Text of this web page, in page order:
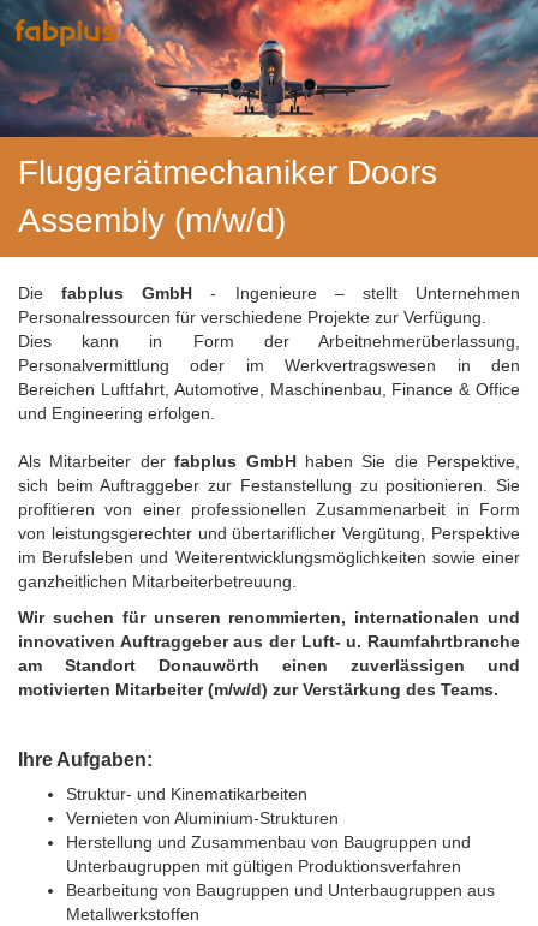
Fluggerätmechaniker Doors
Assembly (m/w/d)
Diefabplus GmbH - Ingenieure – stellt Unternehmen
Personalressourcen für verschiedene Projekte zur Verfügung.
Dies kann in Form der Arbeitnehmerüberlassung,
Personalvermittlung oder im Werkvertragswesen in den
Bereichen Luftfahrt, Automotive, Maschinenbau, Finance & Office
und Engineering erfolgen.
Als Mitarbeiter derfabplus GmbHhaben Sie die Perspektive,
sich beim Auftraggeber zur Festanstellung zu positionieren. Sie
profitieren von einer professionellen Zusammenarbeit in Form
von leistungsgerechter und übertariflicher Vergütung, Perspektive
im Berufsleben und Weiterentwicklungsmöglichkeiten sowie einer
ganzheitlichen Mitarbeiterbetreuung.
Wir suchen für unseren renommierten, internationalen und
innovativen Auftraggeber aus der Luft- u. Raumfahrtbranche
am Standort Donauwörth einen zuverlässigen und
motivierten Mitarbeiter (m/w/d) zur Verstärkung des Teams.
Ihre Aufgaben:
Struktur- und Kinematikarbeiten
Vernieten von Aluminium-Strukturen
Herstellung und Zusammenbau von Baugruppen und
Unterbaugruppen mit gültigen Produktionsverfahren
Bearbeitung von Baugruppen und Unterbaugruppen aus
Metallwerkstoffen